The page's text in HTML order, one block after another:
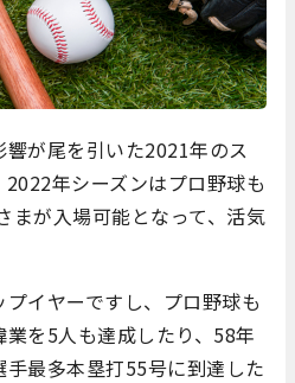
が尾を引いた2021年のス
年シーズンはプロ野球も
まが入場可能となって、活気
イヤーですし、プロ野球も
を5人も達成したり、58年
最多本塁打55号に到達した